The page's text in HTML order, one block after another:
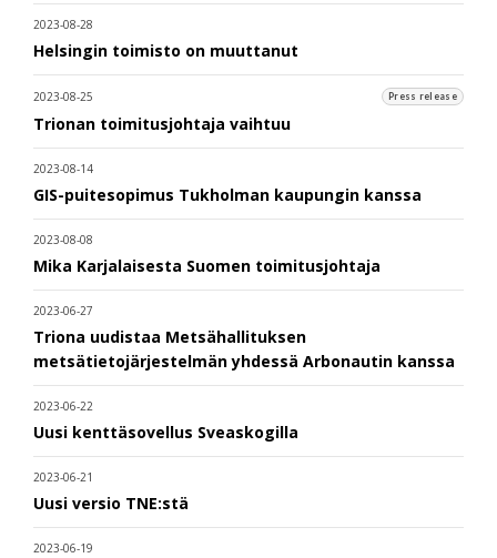
2023-08-28
Helsingin toimisto on muuttanut
2023-08-25 Press release
Trionan toimitusjohtaja vaihtuu
2023-08-14
GIS-puitesopimus Tukholman kaupungin kanssa
2023-08-08
Mika Karjalaisesta Suomen toimitusjohtaja
2023-06-27
Triona uudistaa Metsähallituksen
metsätietojärjestelmän yhdessä Arbonautin kanssa
2023-06-22
Uusi kenttäsovellus Sveaskogilla
2023-06-21
Uusi versio TNE:stä
2023-06-19